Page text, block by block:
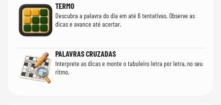
TERMO
Descubra a palavra do dia em até 6 tentativas. Observe as
dicas e avance até acertar.
PALAVRAS CRUZADAS
Interprete as dicas e monte o tabuleiro letra por letra, no seu
ritmo.